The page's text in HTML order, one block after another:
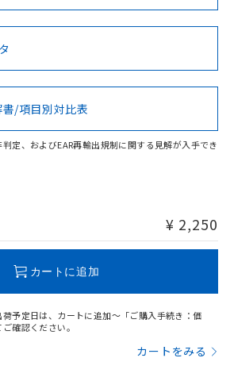
Hg Cd Cr(VI)
O
混在する可能性があります。
。
No No No
この製品の規格認証/適合状況ページへ
はこちらのページからご検索ください
/項目別対比表
定、およびEAR再輸出規制に関する見解が入手でき
¥ 2,250
カートに追加
予定日は、カートに追加～「ご購入手続き：価
確認ください。
カートをみる